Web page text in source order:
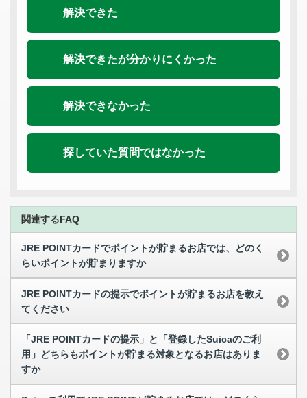
解決できた
解決できたが分かりにくかった
解決できなかった
探していた質問ではなかった
関連するFAQ
JRE POINTカードでポイントが貯まるお店では、どのく
らいポイントが貯まりますか
JRE POINTカードの提示でポイントが貯まるお店を教え
てください
「JRE POINTカードの提示」と「登録したSuicaのご利
用」どちらもポイントが貯まる対象となるお店はありま
すか